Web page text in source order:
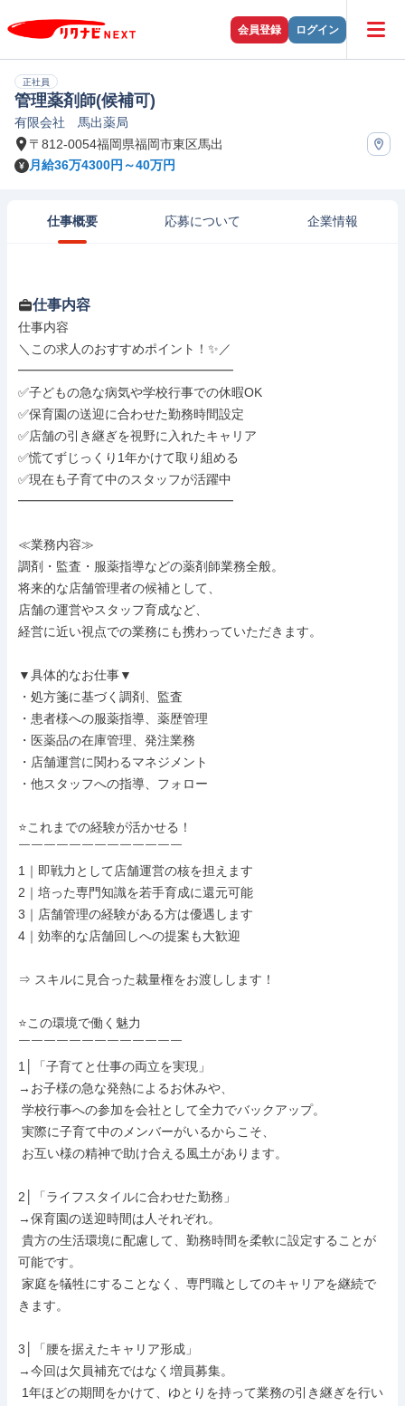
会員登録 ログイン
正社員
管理薬剤師(候補可)
有限会社 馬出薬局
〒812-0054福岡県福岡市東区馬出
月給36万4300円～40万円
仕事概要 応募について 企業情報
仕事内容
仕事内容
＼この求人のおすすめポイント！✨／
━━━━━━━━━━━━━━━━━
✅子どもの急な病気や学校行事での休暇OK
✅保育園の送迎に合わせた勤務時間設定
✅店舗の引き継ぎを視野に入れたキャリア
✅慌てずじっくり1年かけて取り組める
✅現在も子育て中のスタッフが活躍中
━━━━━━━━━━━━━━━━━
≪業務内容≫
調剤・監査・服薬指導などの薬剤師業務全般。
将来的な店舗管理者の候補として、
店舗の運営やスタッフ育成など、
経営に近い視点での業務にも携わっていただきます。
▼具体的なお仕事▼
・処方箋に基づく調剤、監査
・患者様への服薬指導、薬歴管理
・医薬品の在庫管理、発注業務
・店舗運営に関わるマネジメント
・他スタッフへの指導、フォロー
⭐これまでの経験が活かせる！
￣￣￣￣￣￣￣￣￣￣￣￣￣
1｜即戦力として店舗運営の核を担えます
2｜培った専門知識を若手育成に還元可能
3｜店舗管理の経験がある方は優遇します
4｜効率的な店舗回しへの提案も大歓迎
⇒ スキルに見合った裁量権をお渡しします！
⭐この環境で働く魅力
￣￣￣￣￣￣￣￣￣￣￣￣￣
1│「子育てと仕事の両立を実現」
→お子様の急な発熱によるお休みや、
2│「ライフスタイルに合わせた勤務」
→保育園の送迎時間は人それぞれ。
可能です。
きます。
3│「腰を据えたキャリア形成」
→今回は欠員補充ではなく増員募集。